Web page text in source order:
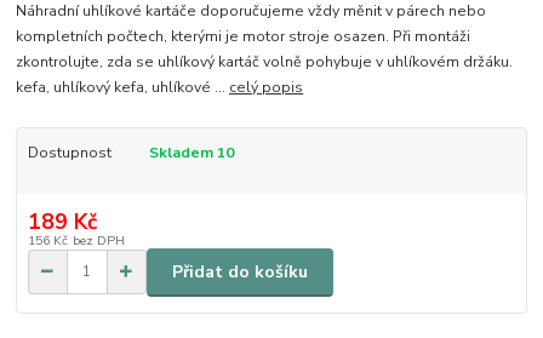
Náhradní uhlíkové kartáče doporučujeme vždy měnit v párech nebo
kompletních počtech, kterými je motor stroje osazen. Při montáži
zkontrolujte, zda se uhlíkový kartáč volně pohybuje v uhlíkovém držáku.
kefa, uhlíkový kefa, uhlíkové ... celý popis
Dostupnost Skladem 10
189 Kč
156 Kč bez DPH
Přidat do košíku